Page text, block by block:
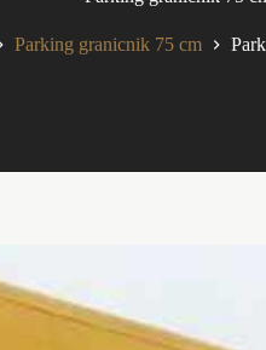
Parking granicnik 75 cm